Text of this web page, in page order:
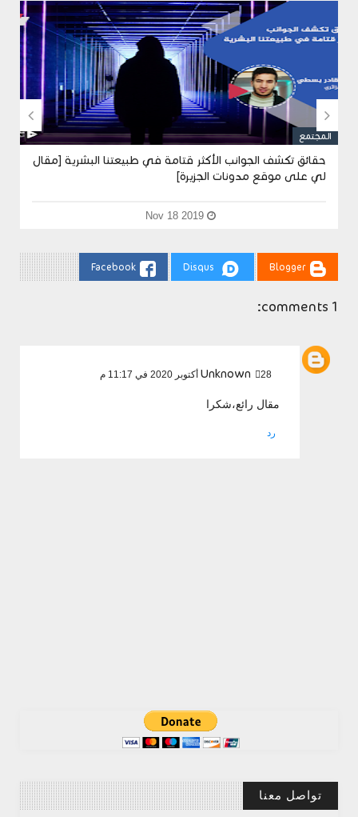
المجتمع
حقائق تكشف الجوانب الأكثر قتامة في طبيعتنا البشرية [مقال
لي على موقع مدونات الجزيرة]
Nov 18 2019
 
Blogger
Disqus
Facebook
1 comments:
Unknown 28 أكتوبر 2020 في 11:17 م
مقال رائع،شكرا
رد
تواصل معنا